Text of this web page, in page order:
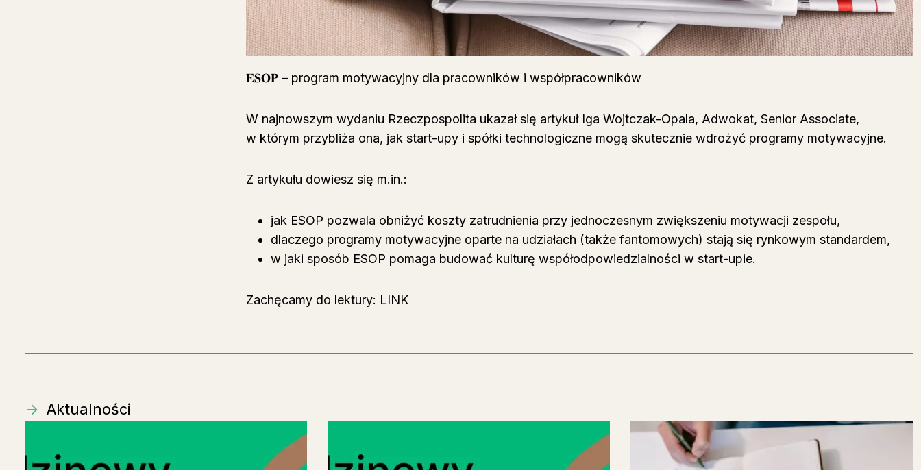
𝐄𝐒𝐎𝐏 – program motywacyjny dla pracowników i współpracowników
W najnowszym wydaniu Rzeczpospolita ukazał się artykuł Iga Wojtczak-Opala, Adwokat, Senior Associate,
w którym przybliża ona, jak start-upy i spółki technologiczne mogą skutecznie wdrożyć programy motywacyjne.
Z artykułu dowiesz się m.in.:
jak ESOP pozwala obniżyć koszty zatrudnienia przy jednoczesnym zwiększeniu motywacji zespołu,
dlaczego programy motywacyjne oparte na udziałach (także fantomowych) stają się rynkowym standardem,
w jaki sposób ESOP pomaga budować kulturę współodpowiedzialności w start-upie.
Zachęcamy do lektury: LINK
Aktualności